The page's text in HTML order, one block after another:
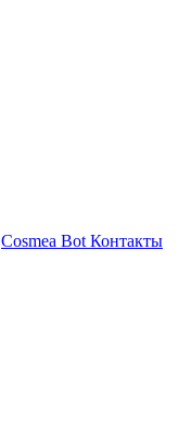
Cosmea Bot Контакты